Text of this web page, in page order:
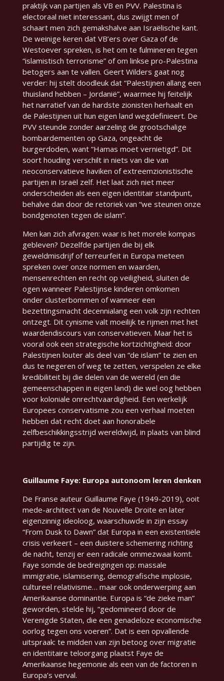
praktijk van partijen als VB en PVV. Palestina is
electoraal niet interessant, dus zwijgt men of
schaart men zich gemakshalve aan Israëlische kant.
De weinige keren dat VB’ers over Gaza of de
Westoever spreken, is het om te fulmineren tegen
“islamistisch terrorisme” of om linkse pro-Palestina
betogers aan te vallen. Geert Wilders gaat nog
verder: hij stelt doodleuk dat “Palestijnen allang een
thuisland hebben – Jordanië”, waarmee hij feitelijk
het narratief van de hardste zionisten herhaalt en
de Palestijnen uit hun eigen land wegdefinieert. De
PVV steunde zonder aarzeling de grootschalige
bombardementen op Gaza, ongeacht de
burgerdoden, want “Hamas moet vernietigd”. Dit
soort houding verschilt in niets van die van
neoconservatieve haviken of extreemzionistische
partijen in Israël zelf. Het laat zich niet meer
onderscheiden als een eigen identitair standpunt,
behalve dan door de retoriek van “we steunen onze
bondgenoten tegen de islam”.
Men kan zich afvragen: waar is het morele kompas
gebleven? Dezelfde partijen die bij elk
geweldmisdrijf of terreurfeit in Europa meteen
spreken over onze normen en waarden,
mensenrechten en recht op veiligheid, sluiten de
ogen wanneer Palestijnse kinderen omkomen
onder clusterbommen of wanneer een
bezettingsmacht decennialang een volk zijn rechten
ontzegt. Dit cynisme valt moeilijk te rijmen met het
waardendiscours van conservatieven. Maar het is
vooral ook een strategische kortzichtigheid: door
Palestijnen louter als deel van “de islam” te zien en
dus te negeren of weg te zetten, verspelen ze elke
kredibiliteit bij die delen van de wereld (en die
gemeenschappen in eigen land) die wel oog hebben
voor koloniale onrechtvaardigheid. Een werkelijk
Europees conservatisme zou een verhaal moeten
hebben dat recht doet aan honorabele
zelfbeschikkingsstrijd wereldwijd, in plaats van blind
partijdig te zijn.
Guillaume Faye: Europa autonoom leren denken
De Franse auteur Guillaume Faye (1949-2019), ooit
mede-architect van de Nouvelle Droite en later
eigenzinnig ideoloog, waarschuwde in zijn essay
“From Dusk to Dawn”dat Europa in een existentiële
crisis verkeert – een duistere schemering richting
de nacht, tenzij er een radicale ommezwaai komt.
Faye somde de bedreigingen op: massale
immigratie, islamisering, demografische implosie,
cultureel relativisme… maar ook onderwerping aan
Amerikaanse dominantie. Europa is “de zieke man”
geworden, stelde hij, “gedomineerd door de
Verenigde Staten, die een genadeloze economische
oorlog tegen ons voeren”. Dat is een opvallende
uitspraak: te midden van zijn betoog over migratie
en identitaire teloorgang plaatst Faye de
Amerikaanse hegemonie als een van de factoren in
Europa’s verval.